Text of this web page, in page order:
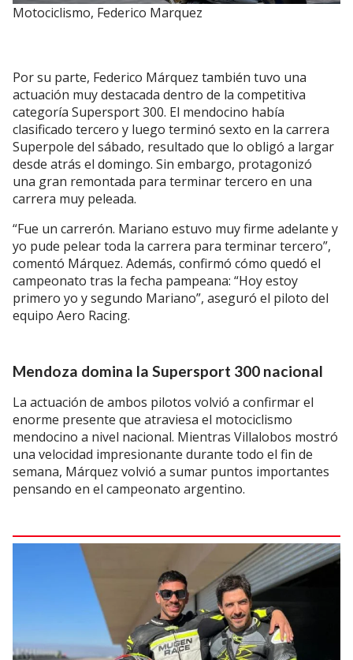
Motociclismo, Federico Marquez
Por su parte, Federico Márquez también tuvo una
actuación muy destacada dentro de la competitiva
categoría Supersport 300. El mendocino había
clasificado tercero y luego terminó sexto en la carrera
Superpole del sábado, resultado que lo obligó a largar
desde atrás el domingo. Sin embargo, protagonizó
una gran remontada para terminar tercero en una
carrera muy peleada.
“Fue un carrerón. Mariano estuvo muy firme adelante y
yo pude pelear toda la carrera para terminar tercero”,
comentó Márquez. Además, confirmó cómo quedó el
campeonato tras la fecha pampeana: “Hoy estoy
primero yo y segundo Mariano”, aseguró el piloto del
equipo Aero Racing.
Mendoza domina la Supersport 300 nacional
La actuación de ambos pilotos volvió a confirmar el
enorme presente que atraviesa el motociclismo
mendocino a nivel nacional. Mientras Villalobos mostró
una velocidad impresionante durante todo el fin de
semana, Márquez volvió a sumar puntos importantes
pensando en el campeonato argentino.